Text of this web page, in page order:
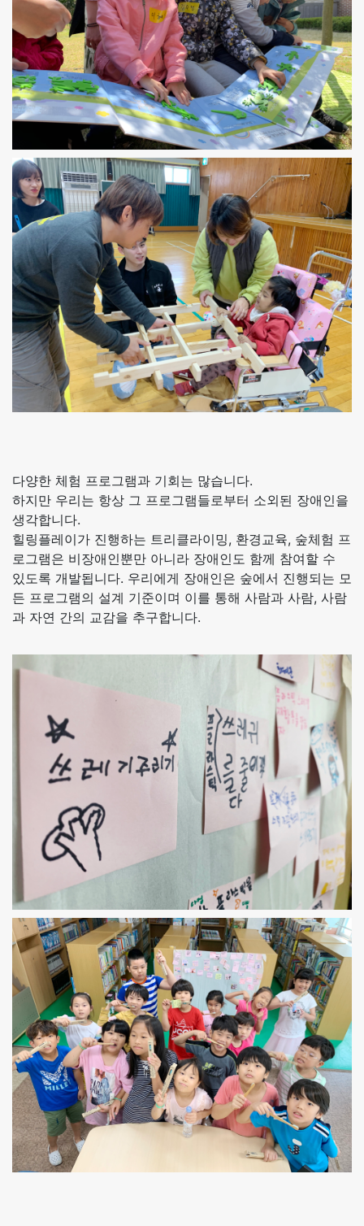
다양한 체험 프로그램과 기회는 많습니다.
하지만 우리는 항상 그 프로그램들로부터 소외된 장애인을
생각합니다.
힐링플레이가 진행하는 트리클라이밍, 환경교육, 숲체험 프
로그램은 비장애인뿐만 아니라 장애인도 함께 참여할 수
있도록 개발됩니다. 우리에게 장애인은 숲에서 진행되는 모
든 프로그램의 설계 기준이며 이를 통해 사람과 사람, 사람
과 자연 간의 교감을 추구합니다.